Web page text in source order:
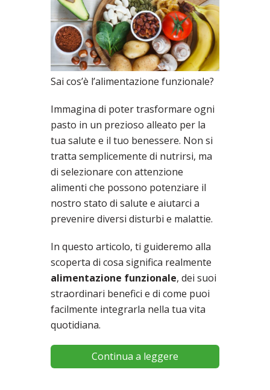
Sai cos’è l’alimentazione funzionale?
Immagina di poter trasformare ogni
pasto in un prezioso alleato per la
tua salute e il tuo benessere. Non si
tratta semplicemente di nutrirsi, ma
di selezionare con attenzione
alimenti che possono potenziare il
nostro stato di salute e aiutarci a
prevenire diversi disturbi e malattie.
In questo articolo, ti guideremo alla
scoperta di cosa significa realmente
alimentazione funzionale, dei suoi
straordinari benefici e di come puoi
facilmente integrarla nella tua vita
quotidiana.
Continua a leggere